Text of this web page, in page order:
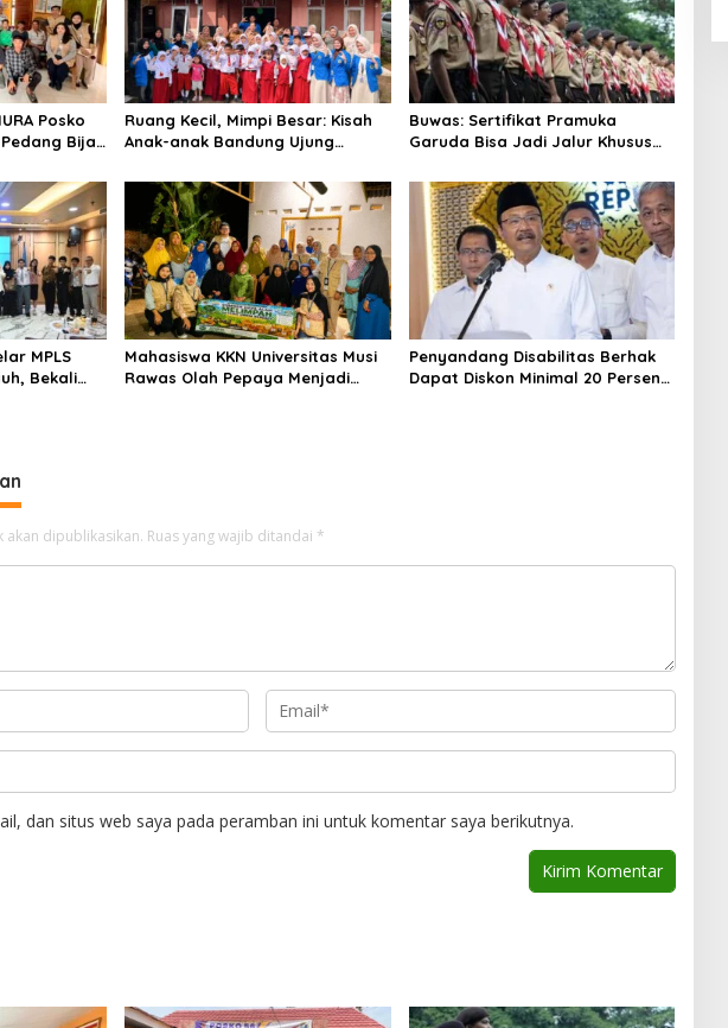
Posko
Bijak
Ruang Kecil, Mimpi Besar: Kisah
Anak-anak Bandung Ujung
Buwas: Sertifikat Pramuka
Garuda Bisa Jadi Jalur Khusus
Tinggi
MPLS
Bekali
Mahasiswa KKN Universitas Musi
Rawas Olah Pepaya Menjadi
Penyandang Disabilitas Berhak
Dapat Diskon Minimal 20 Persen
akan dipublikasikan. Ruas yang wajib ditandai *
dan situs web saya pada peramban ini untuk komentar saya berikutnya.